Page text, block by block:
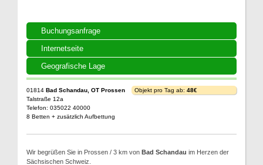
Buchungsanfrage
Internetseite
Geografische Lage
01814 Bad Schandau, OT Prossen
Talstraße 12a
Telefon: 035022 40000
8 Betten + zusätzlich Aufbettung
Objekt pro Tag ab: 48€
Wir begrüßen Sie in Prossen / 3 km von Bad Schandau im Herzen der
Sächsischen Schweiz.